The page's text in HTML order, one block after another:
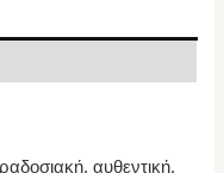
αυθεντική,